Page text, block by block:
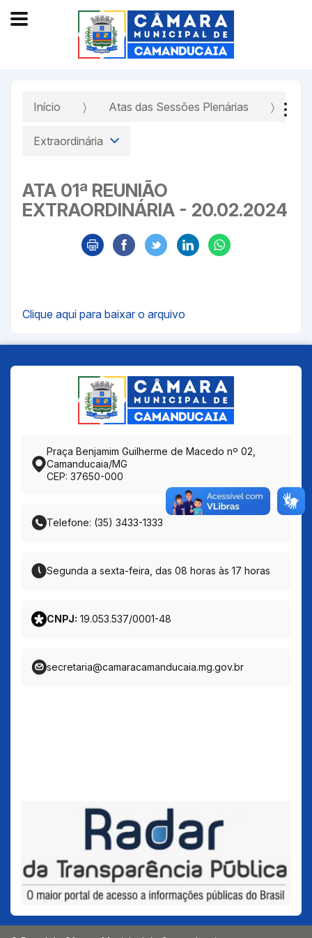
Início Atas das Sessões Plenárias
Extraordinária
ATA 01ª REUNIÃO
EXTRAORDINÁRIA - 20.02.2024
Clique aqui para baixar o arquivo
Praça Benjamim Guilherme de Macedo nº 02,
Camanducaia/MG
CEP: 37650-000
Telefone: (35) 3433-1333
Segunda a sexta-feira, das 08 horas às 17 horas
CNPJ: 19.053.537/0001-48
secretaria@camaracamanducaia.mg.gov.br